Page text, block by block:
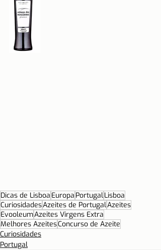
Dicas de Lisboa Europa PortugalLisboa
CuriosidadesAzeites de PortugalAzeites
EvooleumAzeites Virgens Extra
Melhores AzeitesConcurso de Azeite
Curiosidades
Portugal